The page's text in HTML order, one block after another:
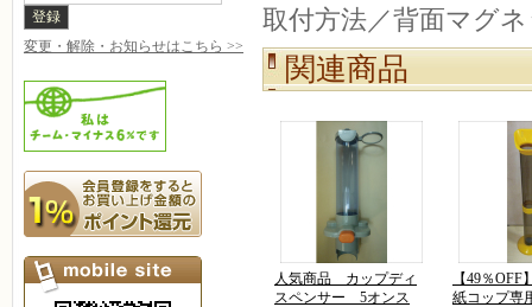
変更・解除・お知らせはこちら >>
取付方法／背面マグ
関連商品
人気商品 カップディ
スペンサー 5オンス
【49％OFF
紙コップ専